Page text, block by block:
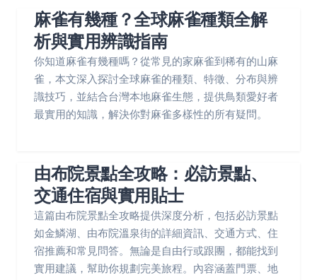
麻雀有幾種？全球麻雀種類全解
析與實用辨識指南
你知道麻雀有幾種嗎？從常見的家麻雀到稀有的山麻
雀，本文深入探討全球麻雀的種類、特徵、分布與辨
識技巧，並結合台灣本地麻雀生態，提供鳥類愛好者
最實用的知識，解決你對麻雀多樣性的所有疑問。
由布院景點全攻略：必訪景點、
交通住宿與實用貼士
這篇由布院景點全攻略提供深度分析，包括必訪景點
如金鱗湖、由布院溫泉街的詳細資訊、交通方式、住
宿推薦和常見問答。無論是自由行或跟團，都能找到
實用建議，幫助你規劃完美旅程。內容涵蓋門票、地